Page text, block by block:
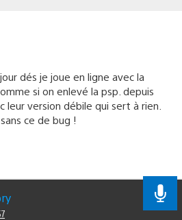
dés je joue en ligne avec la
si on enlevé la psp. depuis
leur version débile qui sert à rien.
ce de bug !